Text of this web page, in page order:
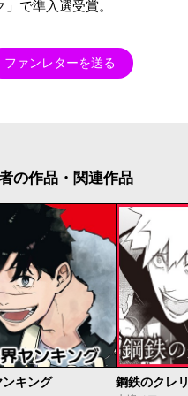
」で準入選受賞。
ファンレターを送る
の作品・関連作品
キング 鋼鉄のクレ